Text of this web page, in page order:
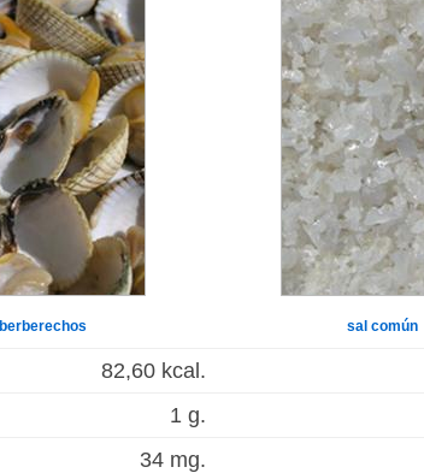
berberechos sal común
82,60 kcal.
1 g.
34 mg.